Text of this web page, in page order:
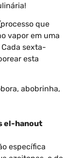
que
vapor em uma
Cada sexta-
esta
abobrinha,
el-hanout
específica